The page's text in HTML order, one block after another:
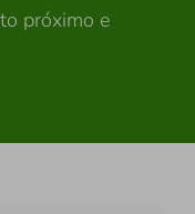
próximo e